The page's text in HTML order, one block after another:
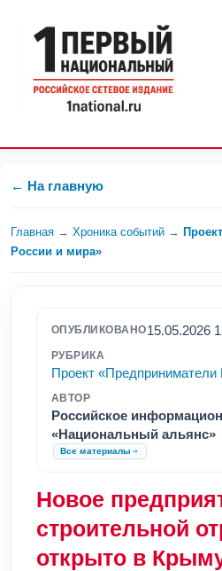
← На главную
Главная → Хроника событий →
России и мира»
ОПУБЛИКОВАНО15.05.2026
РУБРИКА
Проект «Предприниматели
АВТОР
Российское
«Национальный альянс»
Все материалы
Новое
строительной
открыто в